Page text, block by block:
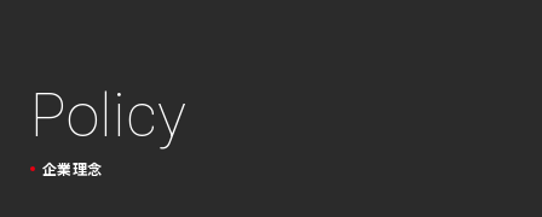
Policy
企業理念